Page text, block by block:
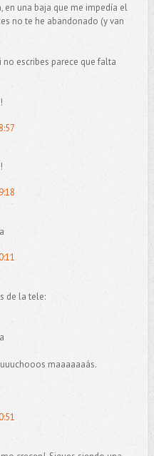
en una baja que me impedía el
no te he abandonado (y van
no escribes parece que falta
de la tele:
maaaaaaás.